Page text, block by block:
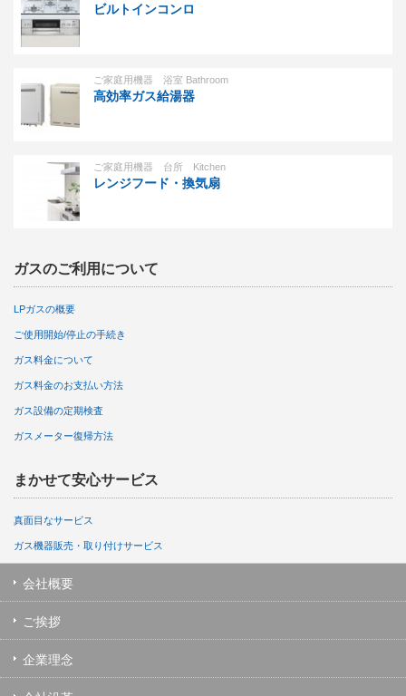
ビルトインコンロ
ご家庭用機器 浴室 Bathroom
高効率ガス給湯器
ご家庭用機器 台所 Kitchen
レンジフード・換気扇
ガスのご利用について
LPガスの概要
ご使用開始/停止の手続き
ガス料金について
ガス料金のお支払い方法
ガス設備の定期検査
ガスメーター復帰方法
まかせて安心サービス
真面目なサービス
ガス機器販売・取り付けサービス
会社概要
ご挨拶
企業理念